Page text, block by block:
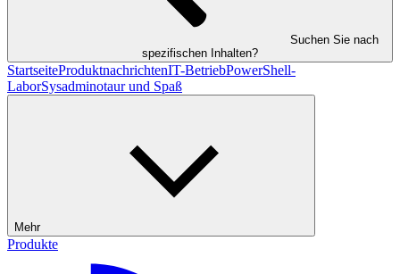
Suchen Sie nach
spezifischen Inhalten?
StartseiteProduktnachrichtenIT-BetriebPowerShell-
LaborSysadminotaur und Spaß
Mehr
Produkte